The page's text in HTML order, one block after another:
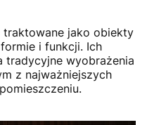
traktowane jako obiekty
i funkcji. Ich
tradycyjne wyobrażenia
z najważniejszych